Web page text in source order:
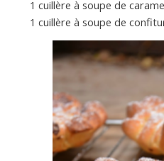
1 cuillère à soupe de
1 cuillère à soupe de